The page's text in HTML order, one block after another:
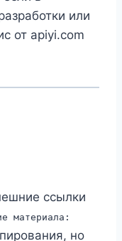
или
от apiyi.com
ссылки
материала:
но